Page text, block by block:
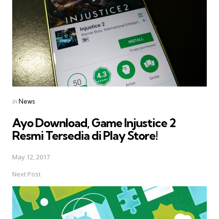
Posted
inNews
Ayo Download, Game Injustice 2
Resmi Tersedia di Play Store!
May 12, 2017
Next Post